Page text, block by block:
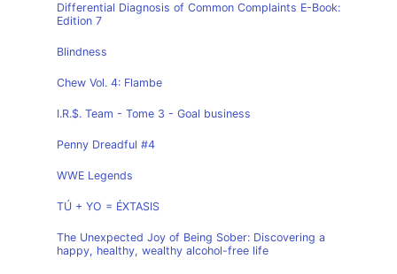
Differential Diagnosis of Common Complaints E-Book:
Edition 7
Blindness
Chew Vol. 4: Flambe
I.R.$. Team - Tome 3 - Goal business
Penny Dreadful #4
WWE Legends
TÚ + YO = ÉXTASIS
The Unexpected Joy of Being Sober: Discovering a
happy, healthy, wealthy alcohol-free life